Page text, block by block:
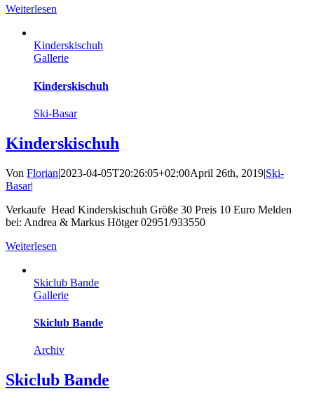
Weiterlesen
Kinderskischuh
Gallerie
Kinderskischuh
Ski-Basar
Kinderskischuh
Von Florian|2023-04-05T20:26:05+02:00April 26th, 2019|Ski-
Basar|
Verkaufe Head Kinderskischuh Größe 30 Preis 10 Euro Melden
bei: Andrea & Markus Hötger 02951/933550
Weiterlesen
Skiclub Bande
Gallerie
Skiclub Bande
Archiv
Skiclub Bande